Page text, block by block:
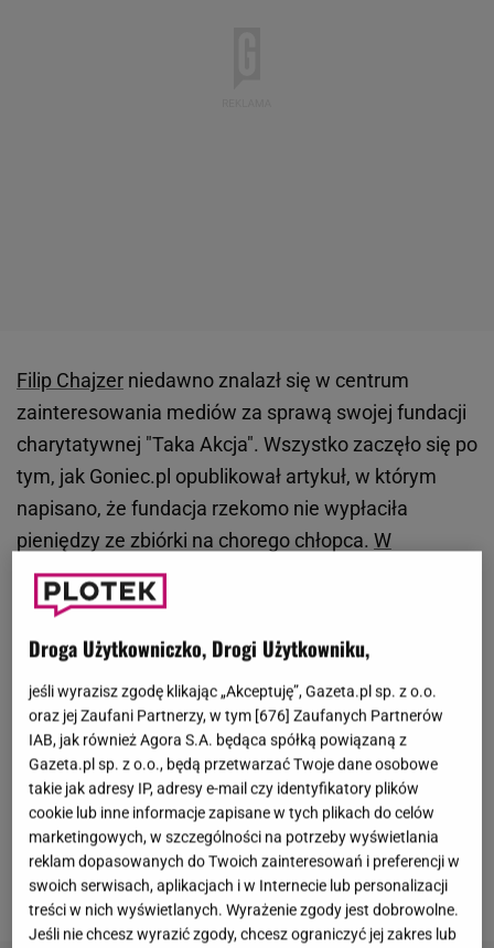
Filip Chajzer niedawno znalazł się w centrum
zainteresowania mediów za sprawą swojej fundacji
charytatywnej "Taka Akcja". Wszystko zaczęło się po
tym, jak Goniec.pl opublikował artykuł, w którym
napisano, że fundacja rzekomo nie wypłaciła
pieniędzy ze zbiórki na chorego chłopca. W
rozmowie z portalem weekend.gazeta.pl Chajzer
podkreślił, że to on został okradziony
dowiedział się o nieprawidłowościach w działaniu
fundacji, natychmiast zgłosił sprawę na policję. -
Kiedy wykryłem sprawę, niezwłocznie zgłosiłem ją
do prokuratury. Zarówno w temacie zniknięcia
pieniędzy z konta fundacji, jak i podejrzenia fraudu
(...) jestem do pełnej dyspozycji prokuratury oraz
policji - powiedział.Prezenter zadeklarował, że w
związku z zaistniałą sytuacją definitywnie kończy z
działalnością charytatywną .
Droga Użytkowniczko, Drogi Użytkowniku,
jeśli wyrazisz zgodę klikając „Akceptuję”, Gazeta.pl sp. z o.o.
oraz jej Zaufani Partnerzy, w tym [676] Zaufanych Partnerów
IAB, jak również Agora S.A. będąca spółką powiązaną z
Gazeta.pl sp. z o.o., będą przetwarzać Twoje dane osobowe
takie jak adresy IP, adresy e-mail czy identyfikatory plików
cookie lub inne informacje zapisane w tych plikach do celów
marketingowych, w szczególności na potrzeby wyświetlania
reklam dopasowanych do Twoich zainteresowań i preferencji w
swoich serwisach, aplikacjach i w Internecie lub personalizacji
treści w nich wyświetlanych. Wyrażenie zgody jest dobrowolne.
Jeśli nie chcesz wyrazić zgody, chcesz ograniczyć jej zakres lub